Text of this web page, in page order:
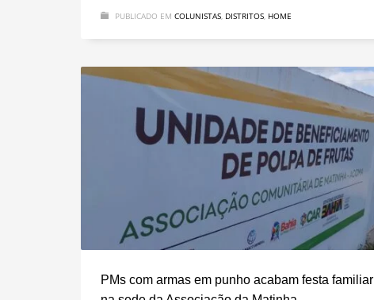
PUBLICADO EM COLUNISTAS, DISTRITOS, HOME
PMs com armas em punho acabam festa familiar